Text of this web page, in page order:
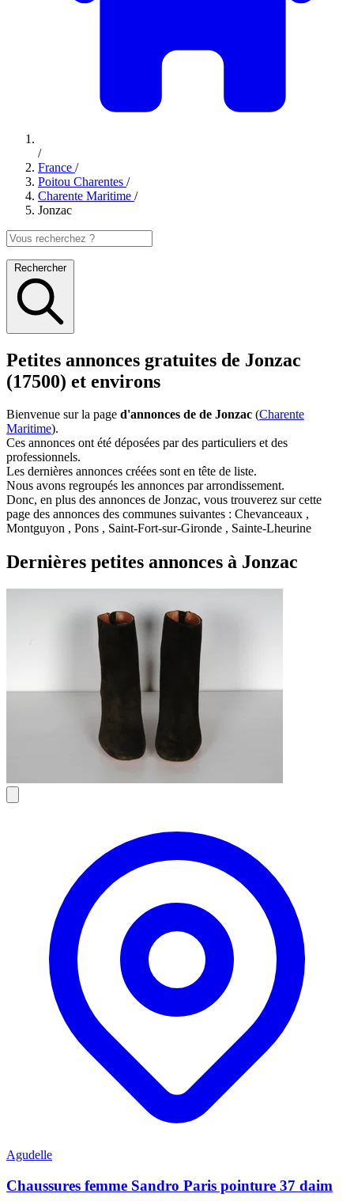
/
France /
Poitou Charentes /
Charente Maritime /
Jonzac
Rechercher
Petites annonces gratuites de Jonzac
(17500) et environs
Bienvenue sur la page d'annonces de de Jonzac (Charente
Maritime).
Ces annonces ont été déposées par des particuliers et des
professionnels.
Les dernières annonces créées sont en tête de liste.
Nous avons regroupés les annonces par arrondissement.
Donc, en plus des annonces de Jonzac, vous trouverez sur cette
page des annonces des communes suivantes : Chevanceaux ,
Montguyon , Pons , Saint-Fort-sur-Gironde , Sainte-Lheurine
Dernières petites annonces à Jonzac
Agudelle
Chaussures femme Sandro Paris pointure 37 daim